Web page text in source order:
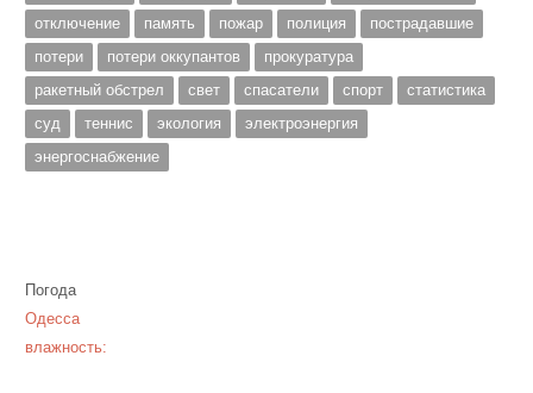
отключение
память пожар полиция
пострадавшие
потери
потери оккупантов
прокуратура
ракетный обстрел
свет спасатели спорт
статистика
суд
теннис экология
электроэнергия
энергоснабжение
Погода
Одесса
влажность: